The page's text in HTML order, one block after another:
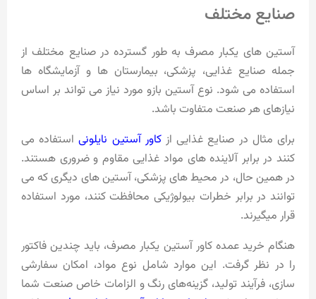
صنایع مختلف
آستین های یکبار مصرف به طور گسترده در صنایع مختلف از
جمله صنایع غذایی، پزشکی، بیمارستان ها و آزمایشگاه ها
استفاده می شود. نوع آستین بازو مورد نیاز می تواند بر اساس
نیازهای هر صنعت متفاوت باشد.
برای مثال در صنایع غذایی ازکاور آستین نایلونیاستفاده می
کنند در برابر آلاینده های مواد غذایی مقاوم و ضروری هستند.
در همین حال، در محیط های پزشکی، آستین های دیگری که می
توانند در برابر خطرات بیولوژیکی محافظت کنند، مورد استفاده
قرار میگیرند.
هنگام خرید عمده کاور آستین یکبار مصرف، باید چندین فاکتور
را در نظر گرفت. این موارد شامل نوع مواد، امکان سفارشی‌
سازی، فرآیند تولید، گزینه‌های رنگ و الزامات خاص صنعت شما